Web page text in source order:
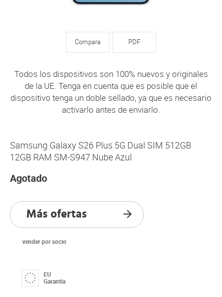
Compara PDF
Todos los dispositivos son 100% nuevos y originales
de la UE. Tenga en cuenta que es posible que el
dispositivo tenga un doble sellado, ya que es necesario
activarlo antes de enviarlo.
Samsung Galaxy S26 Plus 5G Dual SIM 512GB
12GB RAM SM-S947 Nube Azul
Agotado
Más ofertas
vender por socio
EU
Garantía